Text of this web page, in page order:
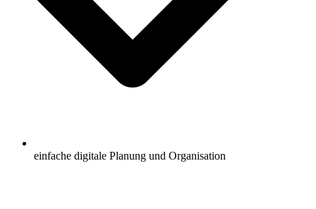
einfache digitale Planung und Organisation